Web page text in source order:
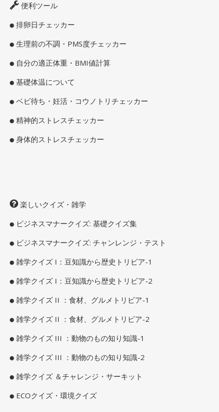
便利ツール
排卵日チェッカー
生理前の不調・PMS度チェッカー
自分の適正体重・BMI値計算
基礎体温について
ベビ待ち・妊活・コウノトリチェッカー
精神的ストレスチェッカー
身体的ストレスチェッカー
楽しいクイズ・雑学
ビジネスマナークイズ: 基礎クイズ集
ビジネスマナークイズ: チャンレンジ・テスト
雑学クイズ I：豆知識から歴史トリビア-1
雑学クイズ I：豆知識から歴史トリビア-2
雑学クイズ II ：食材、グルメトリビア-1
雑学クイズ II ：食材、グルメトリビア-2
雑学クイズ III ：動物のもの知り知識-1
雑学クイズ III ：動物のもの知り知識-2
雑学クイズ ＆チャレンジ・サーキット
ECOクイズ・環境クイズ